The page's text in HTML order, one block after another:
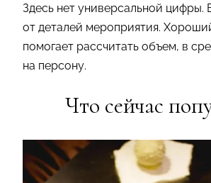
Здесь нет универсальной цифры.
от деталей мероприятия.
помогает рассчитать объем, в
на персону.
Что сейчас